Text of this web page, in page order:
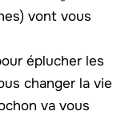
vont vous
éplucher les
changer la vie
va vous